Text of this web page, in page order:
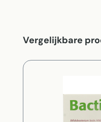
Productgalerij
Vergelijkbare